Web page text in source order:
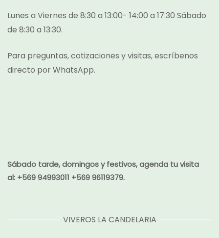
Lunes a Viernes de 8:30 a 13:00- 14:00 a 17:30 Sábado
de 8:30 a 13:30.
Para preguntas, cotizaciones y visitas, escríbenos
directo porWhatsApp.
Sábado tarde, domingos y festivos, agenda tu visita
al: +569 94993011 +569 96119379.
VIVEROS LA CANDELARIA